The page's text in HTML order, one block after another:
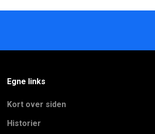
Egne links
Kort over siden
Historier